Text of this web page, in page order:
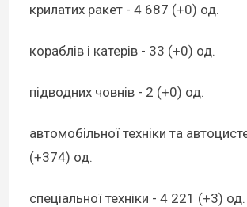
крилатих ракет - 4 687 (+0) од.
кораблів і катерів - 33 (+0) од.
підводних човнів - 2 (+0) од.
автомобільної техніки та
(+374) од.
спеціальної техніки - 4 221 (+3) од.